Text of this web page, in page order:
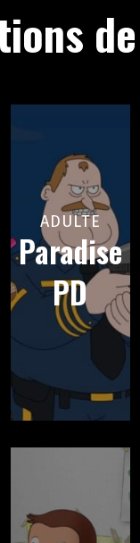
de
ADULTE
Paradise
PD